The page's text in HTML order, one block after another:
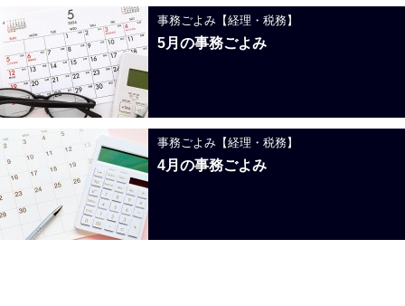
事務ごよみ【経理・税務】
5月の事務ごよみ
事務ごよみ【経理・税務】
4月の事務ごよみ